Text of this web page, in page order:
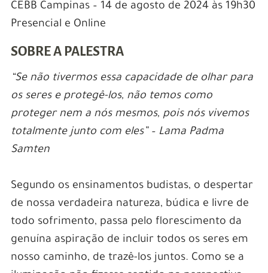
CEBB Campinas – 14 de agosto de 2024 às 19h30
Presencial e Online
SOBRE A PALESTRA
“Se não tivermos essa capacidade de olhar para
os seres e protegê-los, não temos como
proteger nem a nós mesmos, pois nós vivemos
totalmente junto com eles” – Lama Padma
Samten
Segundo os ensinamentos budistas, o despertar
de nossa verdadeira natureza, búdica e livre de
todo sofrimento, passa pelo florescimento da
genuína aspiração de incluir todos os seres em
nosso caminho, de trazê-los juntos. Como se a